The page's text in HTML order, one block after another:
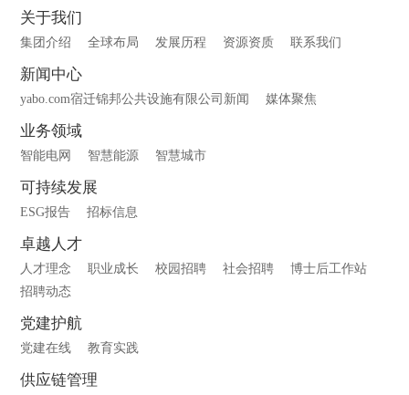
关于我们
集团介绍 全球布局 发展历程 资源资质 联系我们
新闻中心
yabo.com宿迁锦邦公共设施有限公司新闻 媒体聚焦
业务领域
智能电网 智慧能源 智慧城市
可持续发展
ESG报告 招标信息
卓越人才
人才理念 职业成长 校园招聘 社会招聘
博士后工作站
招聘动态
党建护航
党建在线 教育实践
供应链管理